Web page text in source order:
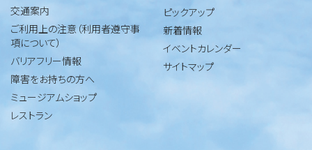
交通案内
ご利用上の注意（利用者遵守事
項について）
バリアフリー情報
障害をお持ちの方へ
ミュージアムショップ
レストラン
ピックアップ
新着情報
イベントカレンダー
サイトマップ